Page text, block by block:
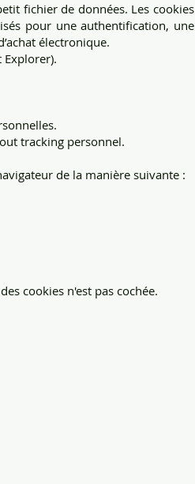
fichier de données. Les cookies
pour une authentification, une
électronique.
Explorer).
tracking personnel.
de la manière suivante :
cookies n'est pas cochée.